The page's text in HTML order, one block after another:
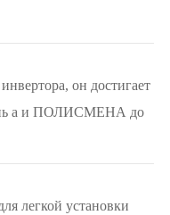
он достигает
а и ПОЛИСМЕНА до
легкой установки